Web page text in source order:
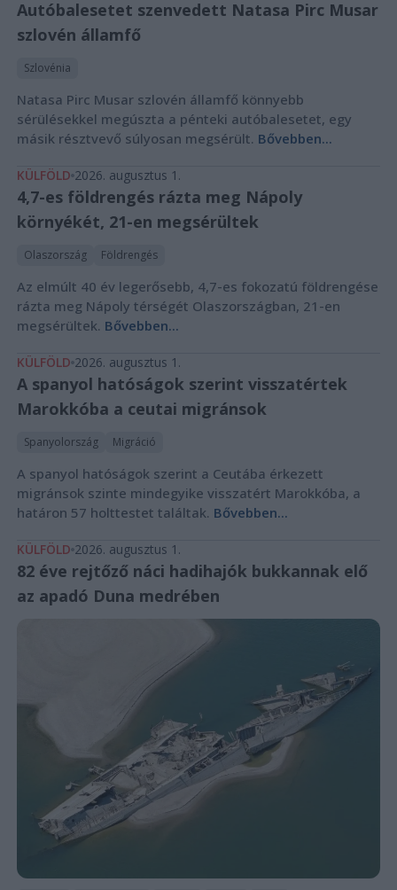
Autóbalesetet szenvedett Natasa Pirc Musar
szlovén államfő
Szlovénia
Natasa Pirc Musar szlovén államfő könnyebb
sérülésekkel megúszta a pénteki autóbalesetet, egy
másik résztvevő súlyosan megsérült. Bővebben...
KÜLFÖLD 2026. augusztus 1.
4,7-es földrengés rázta meg Nápoly
környékét, 21-en megsérültek
Olaszország Földrengés
Az elmúlt 40 év legerősebb, 4,7-es fokozatú földrengése
rázta meg Nápoly térségét Olaszországban, 21-en
megsérültek. Bővebben...
KÜLFÖLD 2026. augusztus 1.
A spanyol hatóságok szerint visszatértek
Marokkóba a ceutai migránsok
Spanyolország Migráció
A spanyol hatóságok szerint a Ceutába érkezett
migránsok szinte mindegyike visszatért Marokkóba, a
határon 57 holttestet találtak. Bővebben...
KÜLFÖLD 2026. augusztus 1.
82 éve rejtőző náci hadihajók bukkannak elő
az apadó Duna medrében